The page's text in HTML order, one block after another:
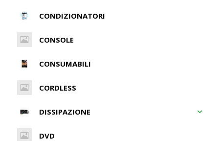
CONDIZIONATORI
CONSOLE
CONSUMABILI
CORDLESS
DISSIPAZIONE
DVD